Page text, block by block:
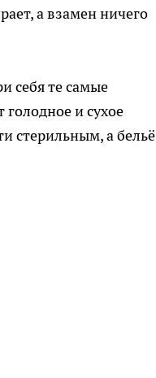
а взамен ничего
себя те самые
и сухое
стерильным, а бельё